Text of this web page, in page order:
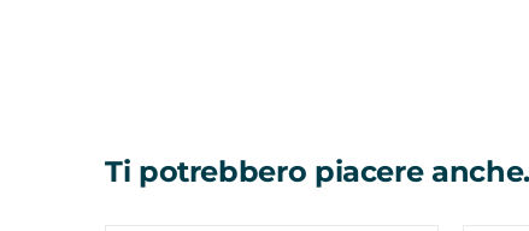
Ti potrebbero piacere